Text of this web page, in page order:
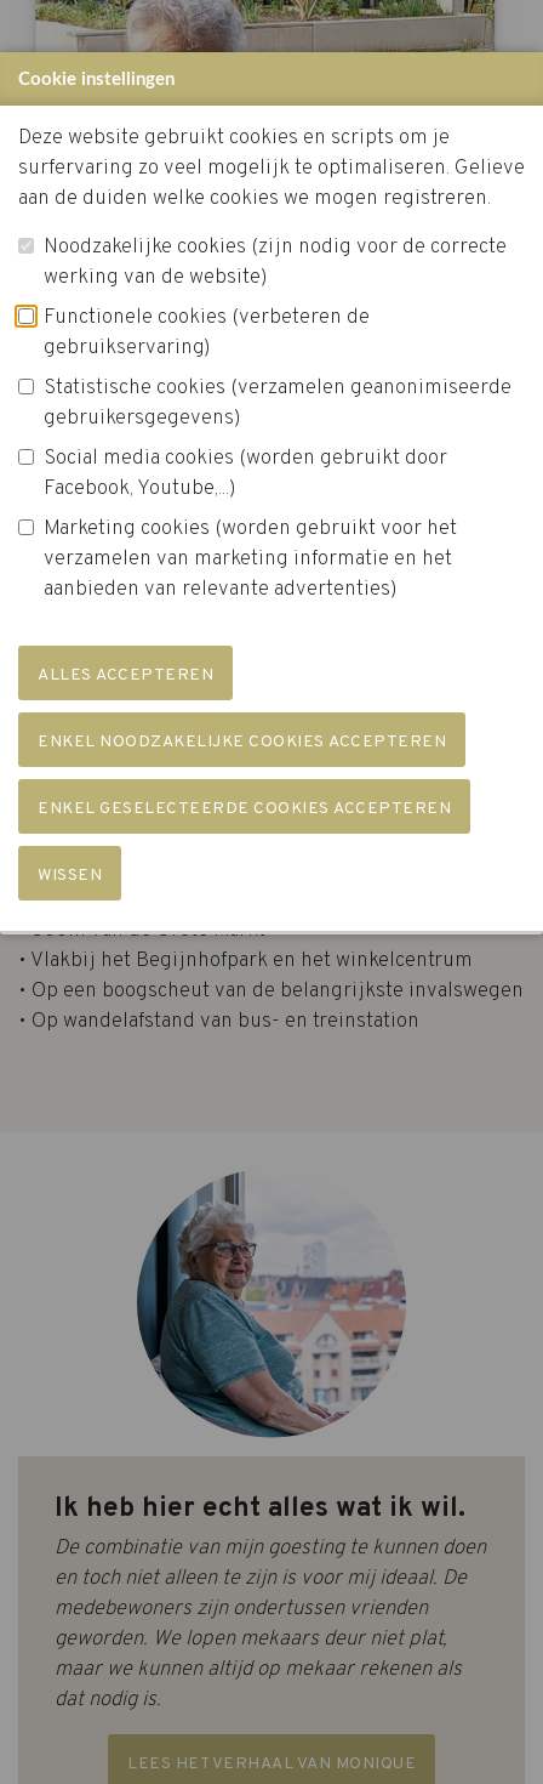
Lichtrijke luxe in hartje Kortrijk!
• Gelegen op de Houtmarkt
• 500m van de Grote Markt
• Vlakbij het Begijnhofpark en het winkelcentrum
• Op een boogscheut van de belangrijkste invalswegen
• Op wandelafstand van bus- en treinstation
Ik heb hier echt alles wat ik wil.
De combinatie van mijn goesting te kunnen doen
en toch niet alleen te zijn is voor mij ideaal. De
medebewoners zijn ondertussen vrienden
geworden. We lopen mekaars deur niet plat,
maar we kunnen altijd op mekaar rekenen als
dat nodig is.
LEES HET VERHAAL VAN MONIQUE
Cookie instellingen
Deze website gebruikt cookies en scripts om je
surfervaring zo veel mogelijk te optimaliseren. Gelieve
aan de duiden welke cookies we mogen registreren.
Noodzakelijke cookies (zijn nodig voor de correcte
werking van de website)
Functionele cookies (verbeteren de
gebruikservaring)
Statistische cookies (verzamelen geanonimiseerde
gebruikersgegevens)
Social media cookies (worden gebruikt door
Facebook, Youtube,...)
Marketing cookies (worden gebruikt voor het
verzamelen van marketing informatie en het
aanbieden van relevante advertenties)